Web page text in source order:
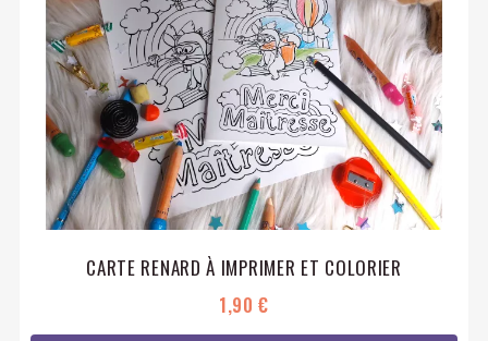
CARTE RENARD À IMPRIMER ET COLORIER
1,90 €